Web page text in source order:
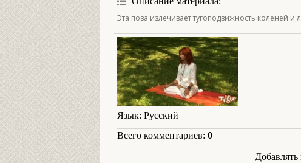
Эта поза излечивает тугоподвижность
Язык: Русский
Всего комментариев: 0
Добавлять